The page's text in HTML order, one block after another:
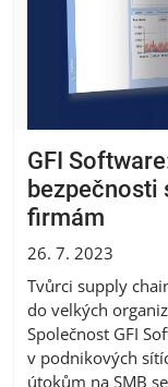
GFI
bezpečnosti
firmám
26. 7. 2023
Tvůrci supply
do velkých
Společnost GFI
v podnikových
útokům na SMB